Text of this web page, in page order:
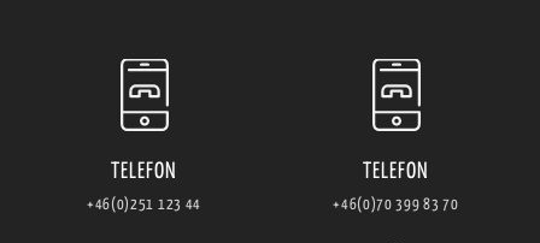
TELEFON
+46(0)251 123 44
TELEFON
+46(0)70 399 83 70